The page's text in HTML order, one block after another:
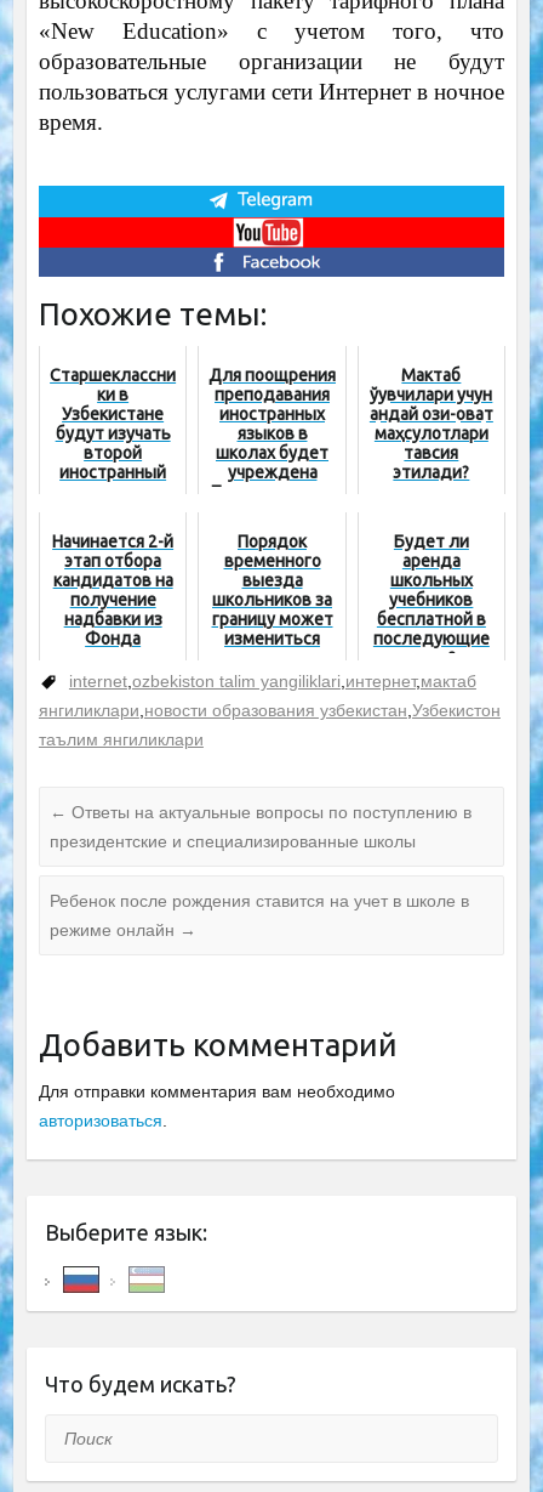
«New Education» с учетом того, что
образовательные организации не будут
пользоваться услугами сети Интернет в ночное
время.
Похожие темы:
Старшеклассни
ки в
Узбекистане
будут изучать
второй
иностранный
Для поощрения
преподавания
иностранных
языков в
школах будет
учреждена
Президентская
награда – 500
миллионов
сумов
Мактаб
ўқувчилари учун
қандай озиқ-овқат
маҳсулотлари
тавсия
этилади?
Начинается 2-й
этап отбора
кандидатов на
получение
надбавки из
Фонда
Порядок
временного
выезда
школьников за
границу может
измениться
Будет ли
аренда
школьных
учебников
бесплатной в
последующие
годы?
internet,ozbekiston talim yangiliklari,интернет,мактаб
янгиликлари,новости образования узбекистан,Узбекистон
таълим янгиликлари
← Ответы на актуальные вопросы по поступлению в
президентские и специализированные школы
Ребенок после рождения ставится на учет в школе в
режиме онлайн →
Добавить комментарий
Для отправки комментария вам необходимо
авторизоваться.
Выберите язык:
Что будем искать?
Поиск